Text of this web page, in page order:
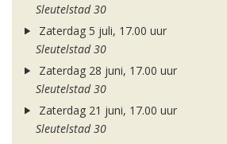
Sleutelstad 30
Zaterdag 5 juli, 17.00 uur
Sleutelstad 30
Zaterdag 28 juni, 17.00 uur
Sleutelstad 30
Zaterdag 21 juni, 17.00 uur
Sleutelstad 30